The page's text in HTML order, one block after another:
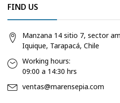
FIND US
Manzana 14 sitio 7, sector
Iquique, Tarapacá, Chile
Working hours:
09:00 a 14:30 hrs
ventas@marensepia.com